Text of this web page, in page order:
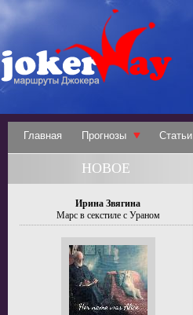
Главная Прогнозы Статьи
НОВОЕ
Ирина Звягина
Марс в секстиле с Ураном